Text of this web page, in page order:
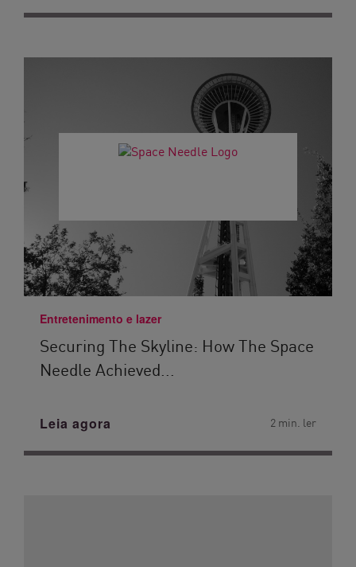
Entretenimento e lazer
Securing The Skyline: How The Space
Needle Achieved...
Leia agora 2 min. ler